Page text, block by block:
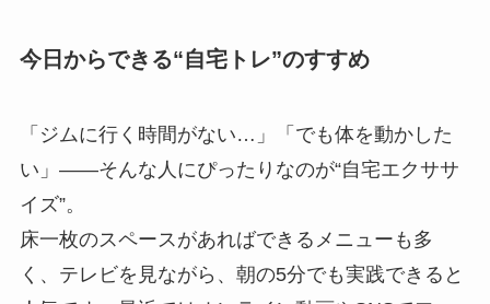
今日からできる“自宅トレ”のすすめ
「ジムに行く時間がない…」「でも体を動かした
い」——そんな人にぴったりなのが“自宅エクササ
イズ”。
床一枚のスペースがあればできるメニューも多
く、テレビを見ながら、朝の5分でも実践できると